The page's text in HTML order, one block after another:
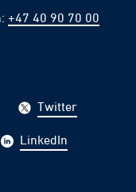
: +47 40 90 70 00
Twitter
LinkedIn